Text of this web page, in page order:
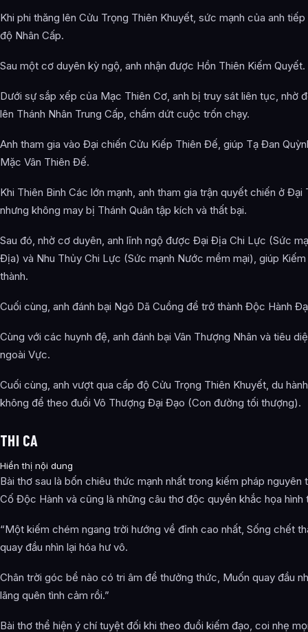
Khi phi thăng lên Cửu Trọng Thiên Khuyết, sức mạnh của anh
độ Nhân Cấp.
Sau một cơ duyên kỳ ngộ, anh nhận được Hồn Thiên Kiếm Quyết.
Dưới sự sắp xếp của Mạc Thiên Cơ, anh bị truy sát liên tục, nhờ
lên Thánh Nhân Trung Cấp, chấm dứt cuộc trốn chạy.
Anh tham gia vào Đại chiến Cửu Kiếp Thiên Đế, giúp Tạ Đan
Mặc Vân Thiên Đế.
Khi Thiên Binh Các lớn mạnh, anh tham gia trận quyết chiến ở Đại
nhưng không may bị Thánh Quân tập kích và thất bại.
Sau đó, nhờ cơ duyên, anh lĩnh ngộ được Đại Địa Chi Lực (Sức
Địa) và Nhu Thủy Chi Lực (Sức mạnh Nước mềm mại), giúp
thành.
Cuối cùng, anh đánh bại Ngô Dã Cuồng để trở thành Độc Hành
Cùng với các huynh đệ, anh đánh bại Vân Thượng Nhân và tiêu
ngoài Vực.
Cuối cùng, anh vượt qua cấp độ Cửu Trọng Thiên Khuyết, du
không để theo đuổi Vô Thượng Đại Đạo (Con đường tối thượng).
THI CA
Hiển thị nội dung
Bài thơ sau là bốn chiêu thức mạnh nhất trong kiếm pháp nguyên
Cố Độc Hành và cũng là những câu thơ độc quyền khắc họa hình
“Một kiếm chém ngang trời hướng về đỉnh cao nhất, Sống chết
quay đầu nhìn lại hóa hư vô.
Chân trời góc bể nào có tri âm để thưởng thức, Muốn quay đầu
lãng quên tình cảm rồi.”
Bài thơ thể hiện ý chí tuyệt đối khi theo đuổi kiếm đạo, coi nhẹ